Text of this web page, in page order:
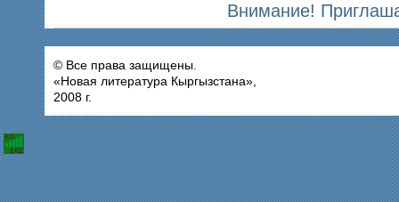
Внимание!
© Все права защищены.
«Новая литература Кыргызстана»,
2008 г.